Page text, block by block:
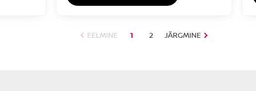
EELMINE JÄRGMINE
1 2